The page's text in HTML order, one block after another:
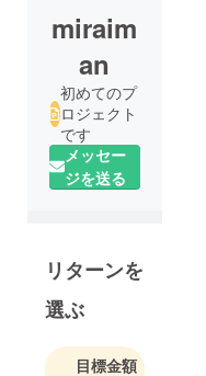
miraim
an
初めてのプ
ロジェクト
です
メッセー
ジを送る
リターンを
選ぶ
目標金額